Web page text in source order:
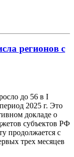
регионов с
до 56 в I
2025 г. Это
докладе о
субъектов РФ
продолжается с
трех месяцев